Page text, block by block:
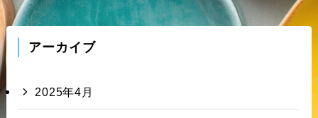
アーカイブ
2025年4月